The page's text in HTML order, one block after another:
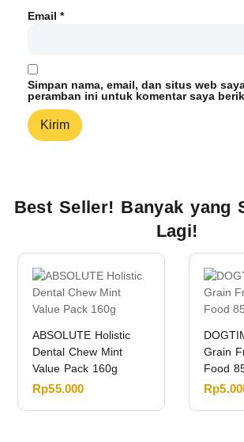
Email *
Simpan nama, email, dan situs web
peramban ini untuk komentar saya
Best Seller! Banyak yang
Lagi!
ABSOLUTE Holistic
Dental Chew Mint
Value Pack 160g
Rp55.000
Grain
Food
Rp